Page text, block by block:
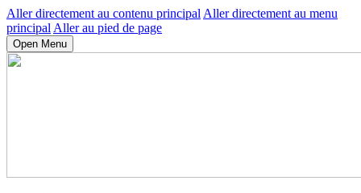
Aller directement au contenu principal Aller directement au menu
principal Aller au pied de page
Open Menu